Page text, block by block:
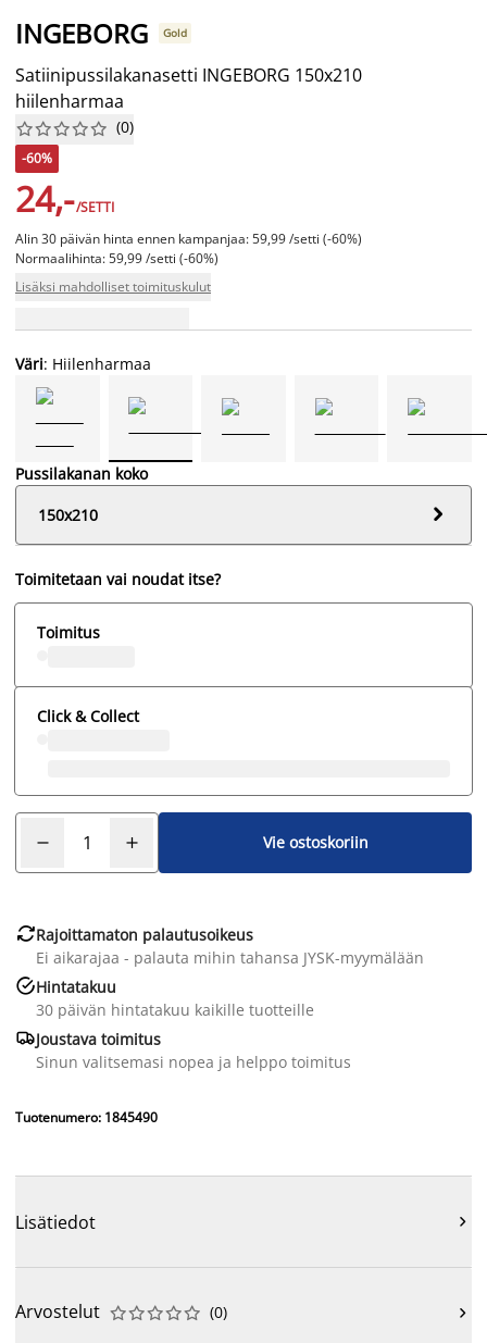
INGEBORG Gold
Satiinipussilakanasetti INGEBORG 150x210
hiilenharmaa





 (0)
-60%
24,-/SETTI
Alin 30 päivän hinta ennen kampanjaa: 59,99 /setti (-60%)
Normaalihinta: 59,99 /setti (-60%)
Lisäksi mahdolliset toimituskulut
Väri: Hiilenharmaa
Pussilakanan koko
150x210

Toimitetaan vai noudat itse?
Toimitus
Click & Collect
Vie ostoskoriin
Rajoittamaton palautusoikeus
Ei aikarajaa - palauta mihin tahansa JYSK-myymälään
Hintatakuu
30 päivän hintatakuu kaikille tuotteille
Joustava toimitus
Sinun valitsemasi nopea ja helppo toimitus
Tuotenumero: 1845490
Lisätiedot 
Arvostelut 




 (0) 